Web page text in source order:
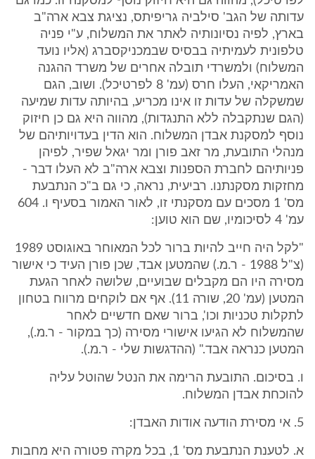
עדותה של הגב' סילביה גריפיתס, נציגת צבא ארה"ב
בארץ, לפיה נסיונותיה לאתר את המשלוח, ע"י פניה
טלפונית לעמיתיה בבסיס שבמכניקסברג (אליו נועד
המשלוח) ולמשרדי תובלה אחרים של משרד ההגנה
האמריקאי, העלו חרס (עמ' 8 לפרטיכל). ושוב, הגם
שמשקלה של עדות זו אינו מכריע, בהיותה עדות שמיעה
(הגם שנתקבלה ללא התנגדות), מהווה היא גם כן חיזוק
נוסף למסקנת אבדן המשלוח. הוא הדין בעדויותיהם של
מנהלי התובעת, מר זאב פורן ומר יגאל שפיר, לפיהן
פניותיהם לחברת הספנות וצבא ארה"ב לא העלו דבר -
מחזקות מסקנתנו. רביעית, נראה, כי גם ב"כ הנתבעת
מס' 1 מסכים עם מסקנתי זו, לאור האמור בסעיף ו. 604
עמ' 4 לסיכומיו, שם הוא טוען:
"לקל היה חייב להיות ברור לכל המאוחר באוגוסט 1989
(צ"ל 1988 - ר.מ.) שהמטען אבד, שכן פורן העיד כי אישור
מסירה היו הם מקבלים שבועיים, שלושה לאחר הגעת
המטען (עמ' 20, שורה 11). אף אם לוקחים מרווח בטחון
לתקלות טכניות וכו', ברור שאם חדשיים לאחר
שהמשלוח לא הגיעו אישורי מסירה (כך במקור - ר.מ.),
המטען כנראה אבד." (ההדגשות שלי - ר.מ.).
ו. בסיכום. התובעת הרימה את הנטל שהוטל עליה
להוכחת אבדן המשלוח.
5. אי מסירת הודעה אודות האבדן:
א. לטענת הנתבעת מס' 1, בכל מקרה פטורה היא מחבות